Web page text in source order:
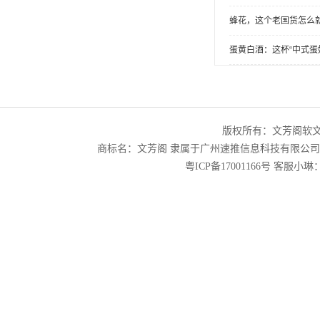
蜂花，这个老国货怎么
蛋黄白酒：这杯“中式
版权所有：文芳阁软
商标名：文芳阁 隶属于广州速推信息科技有限公
粤ICP备17001166号 客服小琳